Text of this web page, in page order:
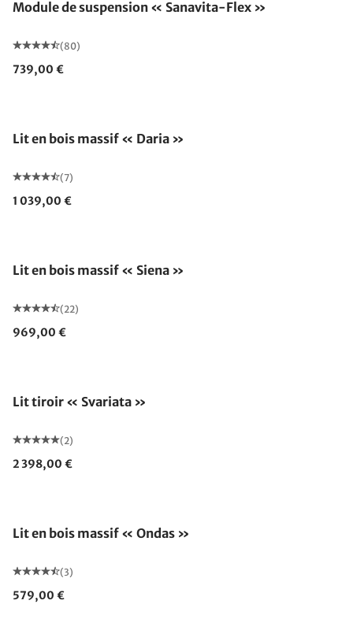
Module de suspension « Sanavita-Flex »
(80)
739,00 €
Lit en bois massif « Daria »
(7)
1 039,00 €
Lit en bois massif « Siena »
(22)
969,00 €
Lit tiroir « Svariata »
(2)
2 398,00 €
Lit en bois massif « Ondas »
(3)
579,00 €